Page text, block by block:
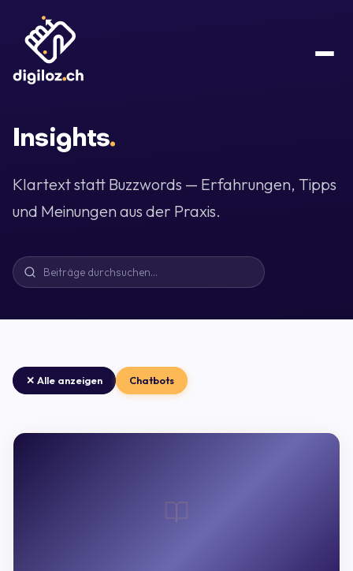
Insights.
Klartext statt Buzzwords — Erfahrungen, Tipps
und Meinungen aus der Praxis.
✕ Alle anzeigen Chatbots